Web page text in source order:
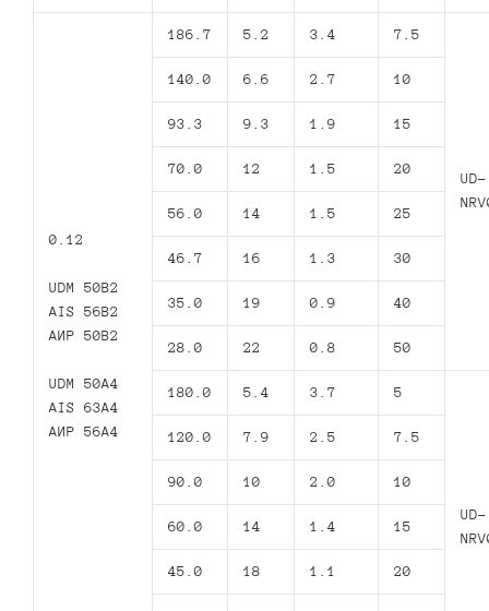
0.12
UDM 50B2
AIS 56B2
АИР 50В2
UDM 50A4
AIS 63A4
АИР 56А4
186.7 5.2 3.4 7.5
UD-
140.0 6.6 2.7 10
93.3 9.3 1.9 15
70.0 12 1.5 20
56.0 14 1.5 25
46.7 16 1.3 30
35.0 19 0.9 40
28.0 22 0.8 50
180.0 5.4 3.7 5
UD-
120.0 7.9 2.5 7.5
90.0 10 2.0 10
60.0 14 1.4 15
45.0 18 1.1 20